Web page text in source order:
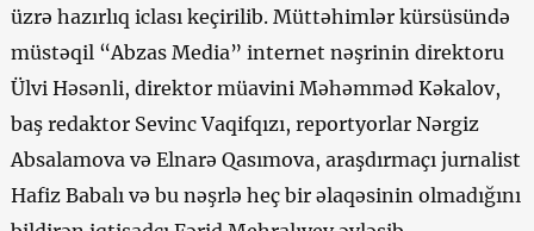
üzrə hazırlıq iclası keçirilib. Müttəhimlər kürsüsündə
müstəqil “Abzas Media” internet nəşrinin direktoru
Ülvi Həsənli, direktor müavini Məhəmməd Kəkalov,
baş redaktor Sevinc Vaqifqızı, reportyorlar Nərgiz
Absalamova və Elnarə Qasımova, araşdırmaçı jurnalist
Hafiz Babalı və bu nəşrlə heç bir əlaqəsinin olmadığını